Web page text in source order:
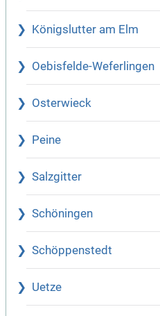
Königslutter am Elm
Oebisfelde-Weferlingen
Osterwieck
Peine
Salzgitter
Schöningen
Schöppenstedt
Uetze